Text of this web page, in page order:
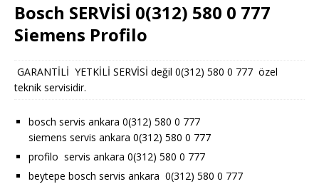
Bosch SERVİSİ 0(312) 580 0 777
Siemens Profilo
GARANTİLİ YETKİLİ SERVİSİ değil 0(312) 580 0 777 özel
teknik servisidir.
bosch servis ankara 0(312) 580 0 777
siemens servis ankara 0(312) 580 0 777
profilo servis ankara 0(312) 580 0 777
beytepe bosch servis ankara 0(312) 580 0 777